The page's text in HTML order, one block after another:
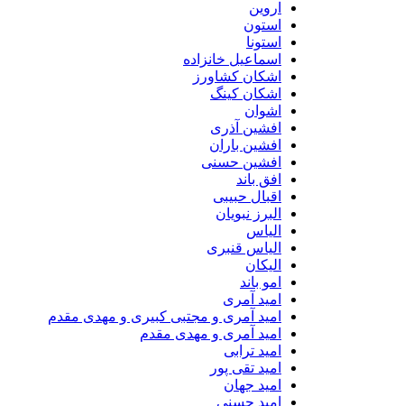
اسماعیل خانزاده
اشکان کشاورز
اشکان کینگ
افشین آذری
افشین باران
افشین حسنی
افق باند
اقبال حبیبی
البرز نبویان
الیاس قنبرى
امو باند
امید آمری
امید آمری و مجتبی کبیری و مهدى مقدم
امید آمری و مهدی مقدم
امید ترابی
امید تقی پور
امید جهان
امید حسنی